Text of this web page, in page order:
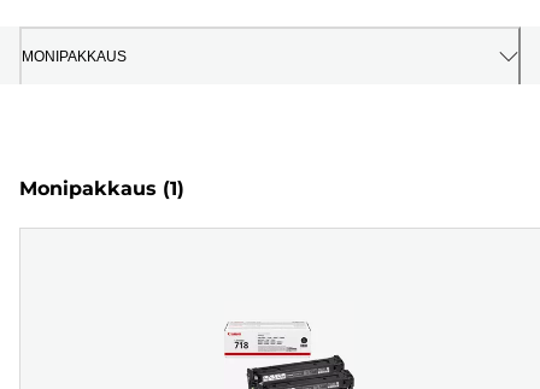
MONIPAKKAUS
Monipakkaus (1)